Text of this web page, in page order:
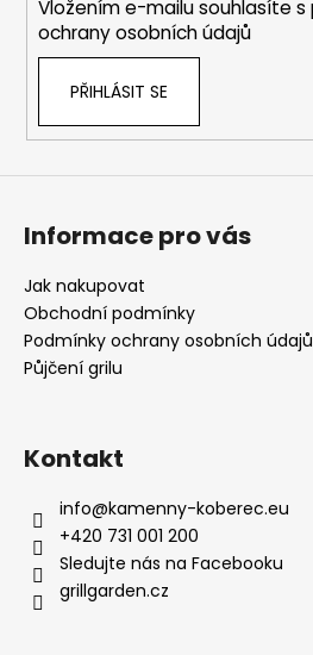
Vložením e-mailu souhlasíte s
ochrany osobních údajů
PŘIHLÁSIT SE
Informace pro vás
Jak nakupovat
Obchodní podmínky
Podmínky ochrany osobních údajů
Půjčení grilu
Kontakt
info@kamenny-koberec.eu
+420 731 001 200
Sledujte nás na Facebooku
grillgarden.cz